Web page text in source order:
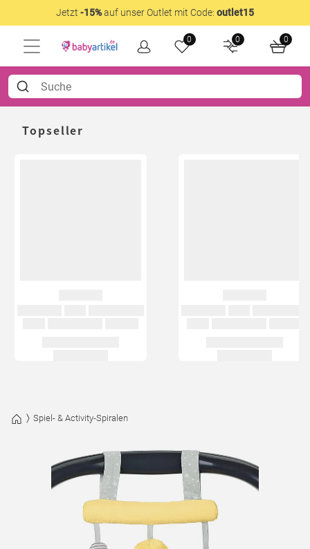
Jetzt -15%auf unser Outlet mit Code: outlet15
0 0 0
Topseller
Spiel- & Activity-Spiralen